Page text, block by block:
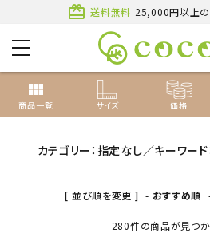
card_giftcard 送料無料 25,000円以上
view_module
商品一覧 サイズ 価格
ACCOUNT MENU
カテゴリー：指定なし／キーワー
[ 並び順を変更 ] - おすすめ順
280件の商品が見つか